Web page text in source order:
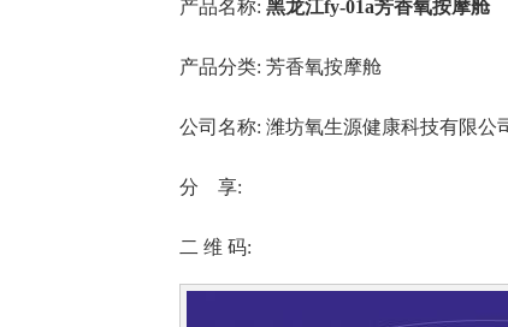
产品名称: 黑龙江fy-01a芳香氧按摩舱
产品分类: 芳香氧按摩舱
公司名称: 潍坊氧生源健康科技有限公
分 享:
二 维 码: